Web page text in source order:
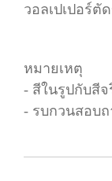
วอลเปเปอร์ตั
หมายเหตุ
- สีในรูปกับสีจ
- รบกวนสอบ